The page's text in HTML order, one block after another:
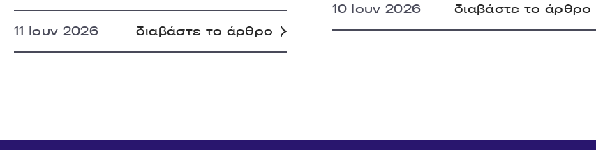
11 Ιουν 2026 διαβάστε το άρθρο
10 Ιουν 2026 διαβάστε το άρθρο